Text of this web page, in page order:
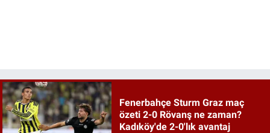
Fenerbahçe Sturm Graz maç
özeti 2-0 Rövanş ne zaman?
Kadıköy'de 2-0'lık avantaj